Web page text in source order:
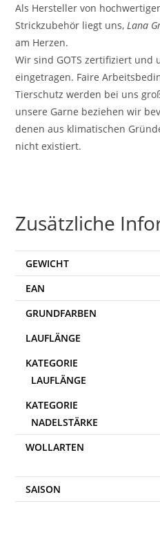
Als Hersteller von
Strickzubehör liegt uns,Lana
am Herzen.
Wir sind GOTS zertifiziert und
eingetragen. Faire
Tierschutz werden bei uns
unsere Garne beziehen wir
denen aus klimatischen
nicht existiert.
Zusätzliche
GEWICHT
EAN
WOLLARTEN
SAISON